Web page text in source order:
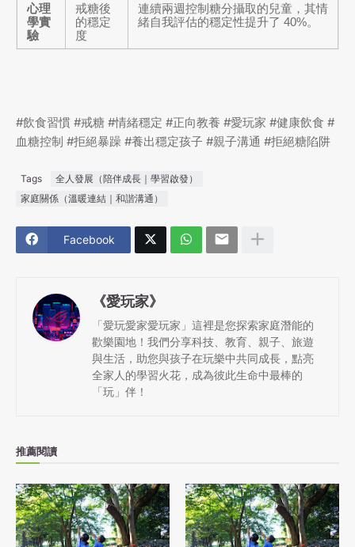
心理
學實
驗
戒糖後
的穩定
度
連續兩週控制糖分攝取的兒童，其情
緒自我評估的穩定性提升了 40%。
#飲食習慣 #戒糖 #情緒穩定 #正向教養 #愛玩家 #健康飲食 #
血糖控制 #拒絕暴躁 #養出穩定孩子 #親子溝通 #拒絕糖陷阱
Tags
全人發展（陪伴成長｜學習啟發）
家庭關係（溫暖連結｜和諧溝通）
Facebook
《愛玩家》
「愛玩愛家愛玩家」這裡是您探索家庭潛能的
歡樂園地！我們分享科技、教育、親子、旅遊
與生活，助您與孩子在玩樂中共同成長，點亮
全家人的學習火花，成為彼此生命中最棒的
「玩」伴！
推薦閱讀